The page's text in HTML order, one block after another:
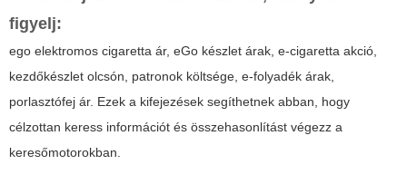
figyelj:
ego elektromos cigaretta ár, eGo készlet árak, e-cigaretta akció,
kezdőkészlet olcsón, patronok költsége, e-folyadék árak,
porlasztófej ár. Ezek a kifejezések segíthetnek abban, hogy
célzottan keress információt és összehasonlítást végezz a
keresőmotorokban.